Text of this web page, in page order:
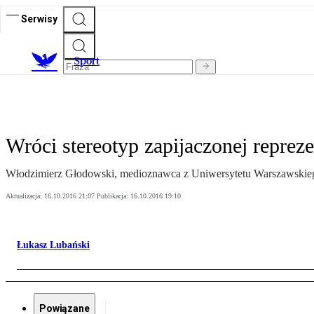
Serwisy
Sport
Wróci stereotyp zapijaczonej
Włodzimierz Głodowski, medioznawca z Uniwersytetu
Aktualizacja: 16.10.2016 21:07 Publikacja: 16.10.2016 19:10
Łukasz Lubański
Powiązane